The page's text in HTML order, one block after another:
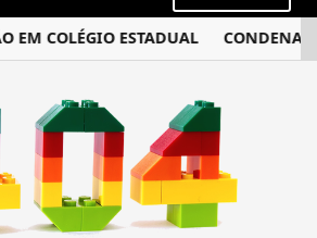
COLÉGIO ESTADUAL